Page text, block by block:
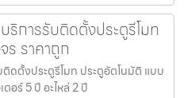
ริการรับติดตั้งประตูรีโมท
ร ราคาถูก
ดตั้งประตูรีโมท ประตูอัตโนมัติ แบบ
อร์ 5 ปี อะไหล่ 2 ปี